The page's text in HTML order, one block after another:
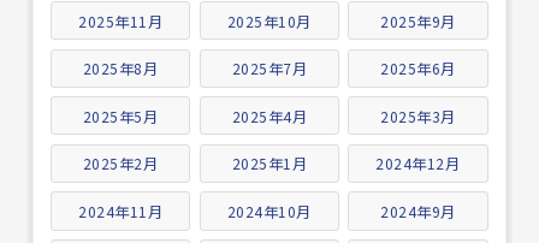
2025年11月 2025年10月 2025年9月
2025年8月 2025年7月 2025年6月
2025年5月 2025年4月 2025年3月
2025年2月 2025年1月 2024年12月
2024年11月 2024年10月 2024年9月